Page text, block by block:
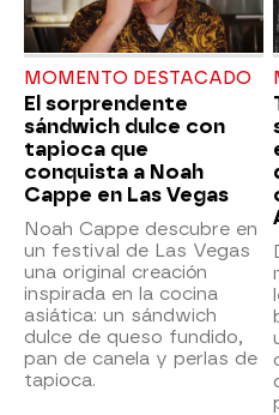
MOMENTO DESTACADO
El sorprendente
sándwich dulce con
tapioca que
conquista a Noah
Cappe en Las Vegas
Noah Cappe descubre en
un festival de Las Vegas
una original creación
inspirada en la cocina
asiática: un sándwich
dulce de queso fundido,
pan de canela y perlas de
tapioca.